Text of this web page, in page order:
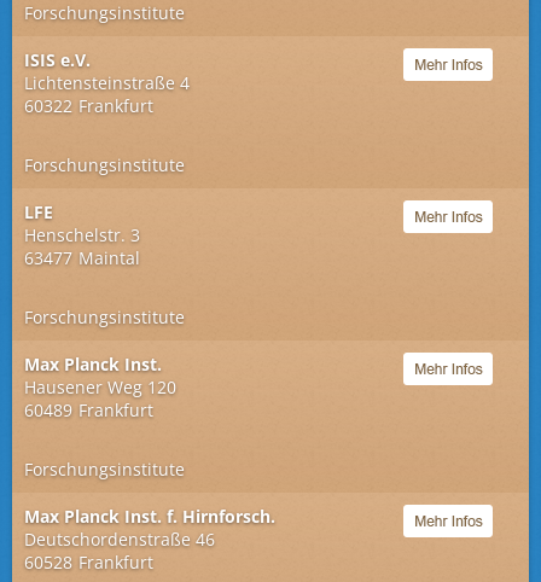
Forschungsinstitute
ISIS e.V.
Lichtensteinstraße 4
60322 Frankfurt
Forschungsinstitute
LFE
Henschelstr. 3
63477 Maintal
Forschungsinstitute
Max Planck Inst.
Hausener Weg 120
60489 Frankfurt
Forschungsinstitute
Max Planck Inst. f. Hirnforsch.
Deutschordenstraße 46
60528 Frankfurt